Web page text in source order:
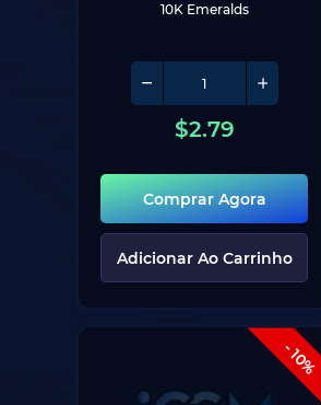
10K Emeralds
$2.79
Comprar Agora
Adicionar Ao Carrinho
- 10%